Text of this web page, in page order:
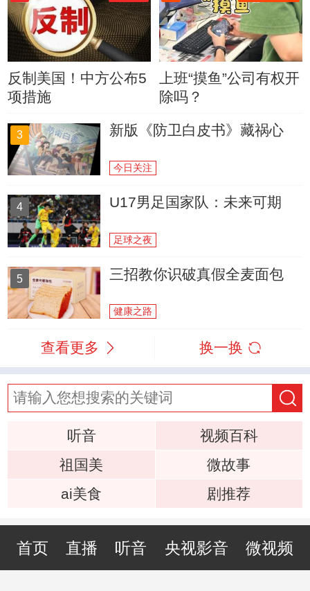
反制美国！中方公布5
项措施
上班“摸鱼”公司有权开
除吗？
3 新版《防卫白皮书》藏祸心
今日关注
4 U17男足国家队：未来可期
足球之夜
5 三招教你识破真假全麦面包
健康之路
查看更多 换一换
听音
视频百科
祖国美
微故事
ai美食
剧推荐
首页 直播 听音 央视影音 微视频